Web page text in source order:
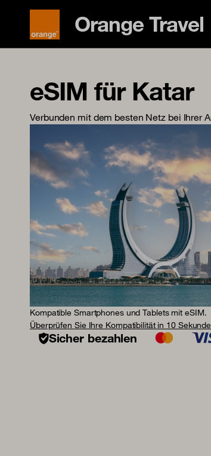
Orange Travel
eSIM für Katar
Verbunden mit dem besten Netz bei Ihrer
Kompatible Smartphones und Tablets mit eSIM.
Überprüfen Sie Ihre Kompatibilität in 10
Sicher bezahlen